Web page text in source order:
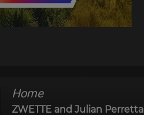
Home
ZWETTE and Julian Perretta